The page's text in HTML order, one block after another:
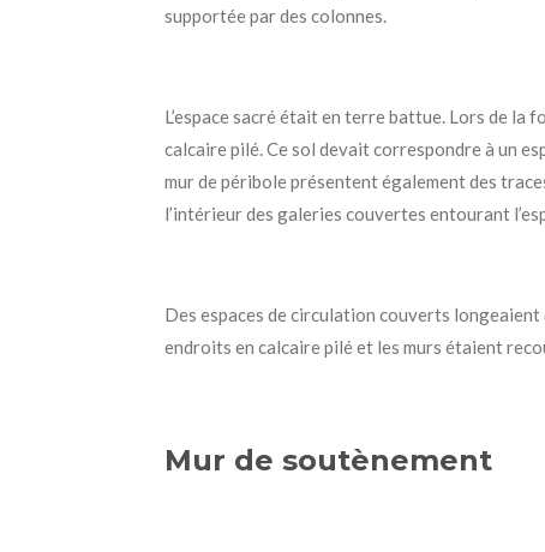
supportée par des colonnes.
L’espace sacré était en terre battue. Lors de la
calcaire pilé. Ce sol devait correspondre à un
mur de péribole présentent également des
l’intérieur des galeries couvertes entourant
Des espaces de circulation couverts
endroits en calcaire pilé et les murs étaient
Mur de soutènement